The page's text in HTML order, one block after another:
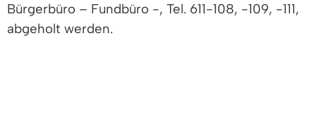
Bürgerbüro – Fundbüro -, Tel. 611-108, -109, -111,
abgeholt werden.